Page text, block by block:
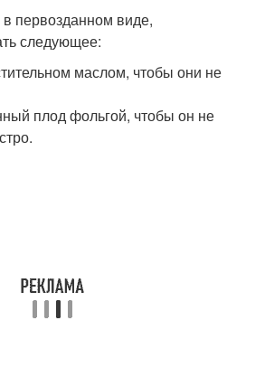
первозданном виде,
следующее:
маслом, чтобы они не
плод фольгой, чтобы он не